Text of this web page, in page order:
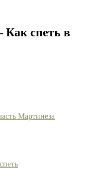
Как спеть в
Мартинеза